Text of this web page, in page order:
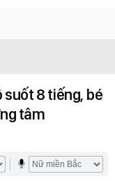
suốt 8 tiếng, bé
tâm